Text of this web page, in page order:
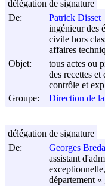
De:
Patrick Disset
ingénieur des
civile hors
affaires
Objet:
tous actes ou
des recettes et
contrôle et
Groupe:
Direction de
délégation de signature
De:
Georges Breda
assistant
département «
délégation de signature